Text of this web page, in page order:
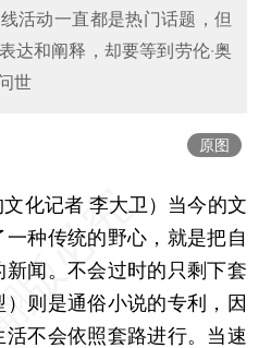
活动一直都是热门话题，但
达和阐释，却要等到劳伦·奥
世
原图
化记者 李大卫） 当今的文
种传统的野心，就是把自
闻。不会过时的只剩下套
则是通俗小说的专利，因
不会依照套路进行。当速